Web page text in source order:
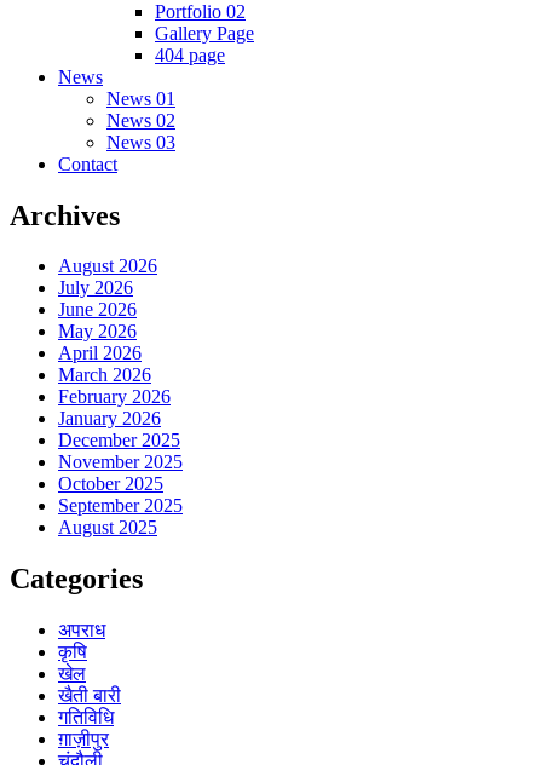
Portfolio 02
Gallery Page
404 page
News
News 01
News 02
News 03
Contact
Archives
August 2026
July 2026
June 2026
May 2026
April 2026
March 2026
February 2026
January 2026
December 2025
November 2025
October 2025
September 2025
August 2025
Categories
अपराध
कृषि
खेल
खैती बारी
गतिविधि
ग़ाज़ीपुर